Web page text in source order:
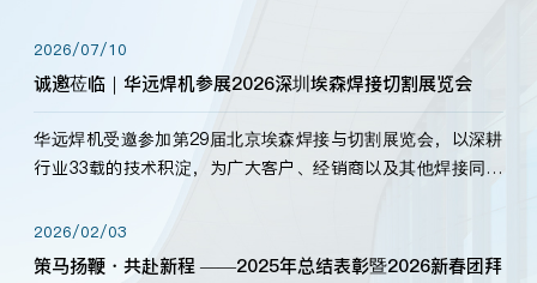
标准，持之以恒研发新产品、新技术。新老客户、行业伙伴、
海内外客户为目睹公司发布的新产…
2026/07/10
诚邀莅临｜华远焊机参展2026深圳埃森焊接切割展览会
华远焊机受邀参加第29届北京埃森焊接与切割展览会，以深耕
行业33载的技术积淀，为广大客户、经销商以及其他焊接同仁
2026/02/03
策马扬鞭・共赴新程 ——2025年总结表彰暨2026新春团拜